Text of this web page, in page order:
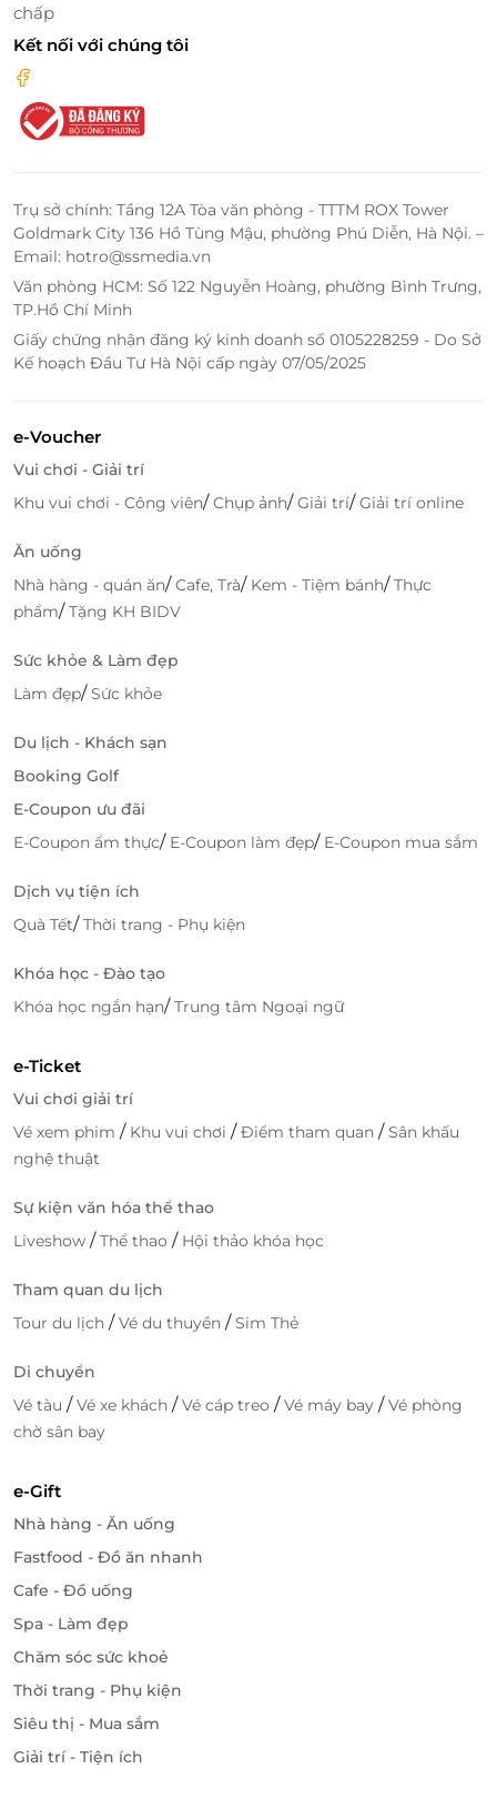
chấp
Kết nối với chúng tôi
Trụ sở chính: Tầng 12A Tòa văn phòng - TTTM ROX Tower
Goldmark City 136 Hồ Tùng Mậu, phường Phú Diễn, Hà Nội. –
Email: hotro@ssmedia.vn
Văn phòng HCM: Số 122 Nguyễn Hoàng, phường Bình Trưng,
TP.Hồ Chí Minh
Giấy chứng nhận đăng ký kinh doanh số 0105228259 - Do Sở
Kế hoạch Đầu Tư Hà Nội cấp ngày 07/05/2025
e-Voucher
Vui chơi - Giải trí
Khu vui chơi - Công viên/Chụp ảnh/Giải trí/Giải trí online
Ăn uống
Nhà hàng - quán ăn/Cafe, Trà/ Kem - Tiệm bánh/Thực
phẩm/Tặng KH BIDV
Sức khỏe & Làm đẹp
Làm đẹp/Sức khỏe
Du lịch - Khách sạn
Booking Golf
E-Coupon ưu đãi
E-Coupon ẩm thực/ E-Coupon làm đẹp/ E-Coupon mua sắm
Dịch vụ tiện ích
Quà Tết/Thời trang - Phụ kiện
Khóa học - Đào tạo
Khóa học ngắn hạn/Trung tâm Ngoại ngữ
e-Ticket
Vui chơi giải trí
Vé xem phim / Khu vui chơi /Điểm tham quan /Sân khấu
nghệ thuật
Sự kiện văn hóa thể thao
Liveshow /Thể thao / Hội thảo khóa học
Tham quan du lịch
Tour du lịch /Vé du thuyền /Sim Thẻ
Di chuyển
Vé tàu /Vé xe khách /Vé cáp treo /Vé máy bay /Vé phòng
chờ sân bay
e-Gift
Nhà hàng - Ăn uống
Fastfood - Đồ ăn nhanh
Cafe - Đồ uống
Spa - Làm đẹp
Chăm sóc sức khoẻ
Thời trang - Phụ kiện
Siêu thị - Mua sắm
Giải trí - Tiện ích